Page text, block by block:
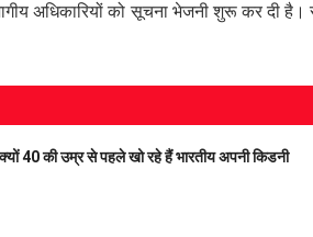
अधिकारियों को सूचना भेजनी शुरू कर दी है।
की उम्र से पहले खो रहे हैं भारतीय अपनी किडनी